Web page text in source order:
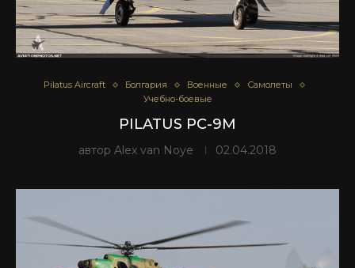
Pilatus Aircraft Болгария Военные
Самолеты
Учебно-боевые
PILATUS PC-9M
автор Alex van Noye 02.04.2018